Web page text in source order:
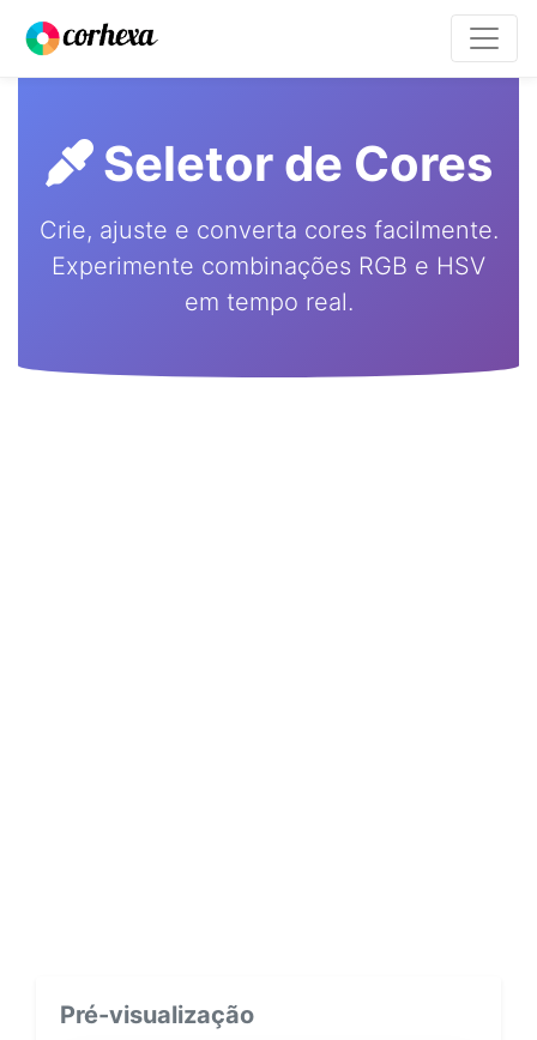
Seletor de Cores
Crie, ajuste e converta cores facilmente.
Experimente combinações RGB e HSV
em tempo real.
Pré-visualização